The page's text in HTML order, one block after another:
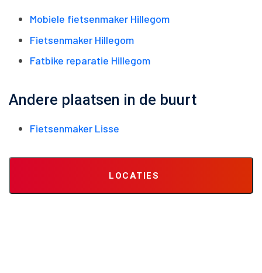
LOCATIES
Mobiele fietsenmaker Hillegom
Fietsenmaker Hillegom
Fatbike reparatie Hillegom
Andere plaatsen in de buurt
Fietsenmaker Lisse